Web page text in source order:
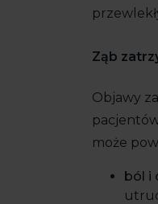
Ząb
Objawy
może
ból i